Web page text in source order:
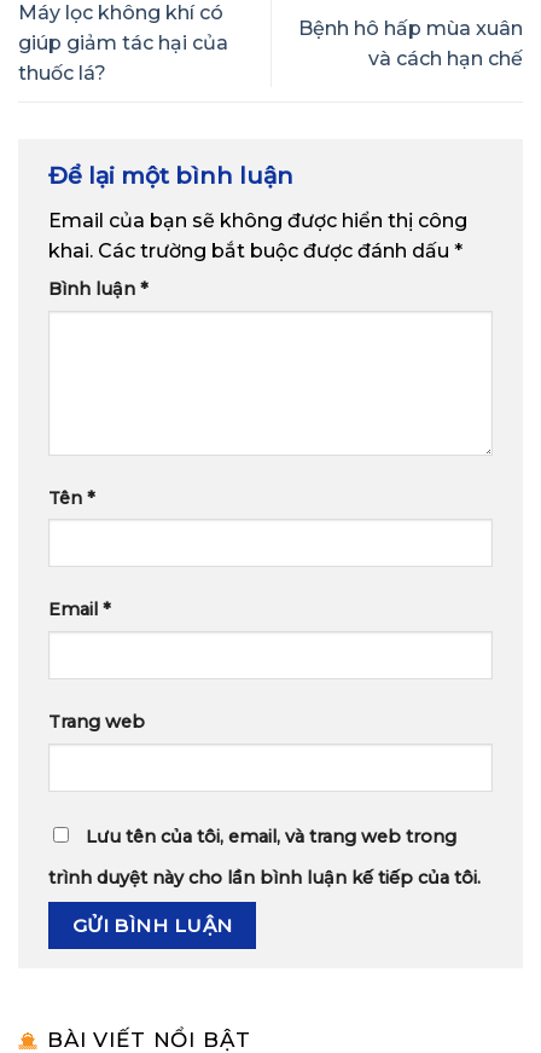
Máy lọc không khí có
giúp giảm tác hại của
thuốc lá?
Bệnh hô hấp mùa xuân
và cách hạn chế
Để lại một bình luận
Email của bạn sẽ không được hiển thị công
khai. Các trường bắt buộc được đánh dấu *
Bình luận *
Tên *
Email *
Trang web
Lưu tên của tôi, email, và trang web trong
trình duyệt này cho lần bình luận kế tiếp của tôi.
BÀI VIẾT NỔI BẬT